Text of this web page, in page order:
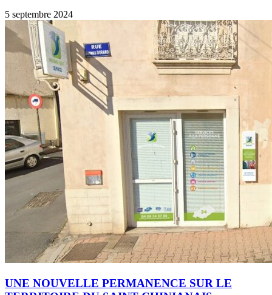
5 septembre 2024
UNE NOUVELLE PERMANENCE SUR LE